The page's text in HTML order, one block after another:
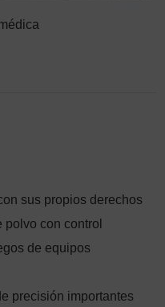
sus propios derechos
con control
de equipos
precisión importantes